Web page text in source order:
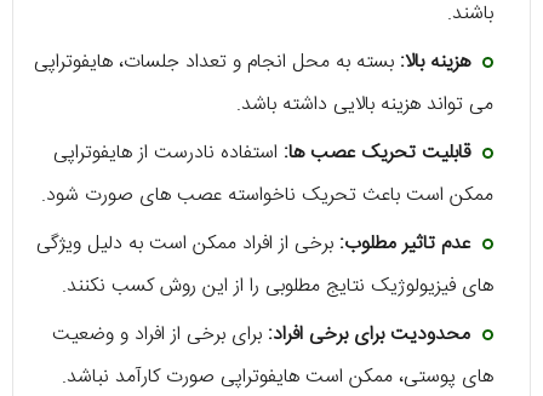
باشند.
هزینه بالا: بسته به محل انجام و تعداد جلسات، هایفوتراپی
می تواند هزینه بالایی داشته باشد.
قابلیت تحریک عصب ها: استفاده نادرست از هایفوتراپی
ممکن است باعث تحریک ناخواسته عصب های صورت شود.
عدم تاثیر مطلوب: برخی از افراد ممکن است به دلیل ویژگی
های فیزیولوژیک نتایج مطلوبی را از این روش کسب نکنند.
محدودیت برای برخی افراد: برای برخی از افراد و وضعیت
های پوستی، ممکن است هایفوتراپی صورت کارآمد نباشد.